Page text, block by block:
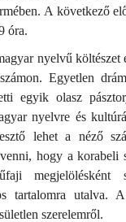
A következő
óra.
nyelvű költészet
Egyetlen
egyik olasz
nyelvre és
lehet a néző
hogy a korabeli
megjelölésként
tartalomra utalva.
szerelemről.